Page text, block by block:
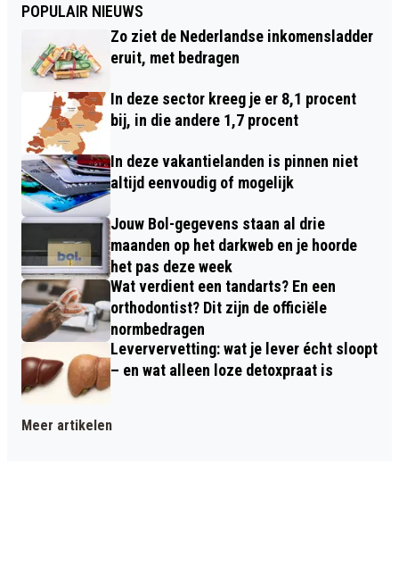
POPULAIR NIEUWS
Zo ziet de Nederlandse inkomensladder
eruit, met bedragen
In deze sector kreeg je er 8,1 procent
bij, in die andere 1,7 procent
In deze vakantielanden is pinnen niet
altijd eenvoudig of mogelijk
Jouw Bol-gegevens staan al drie
maanden op het darkweb en je hoorde
het pas deze week
Wat verdient een tandarts? En een
orthodontist? Dit zijn de officiële
normbedragen
Leververvetting: wat je lever écht sloopt
– en wat alleen loze detoxpraat is
Meer artikelen